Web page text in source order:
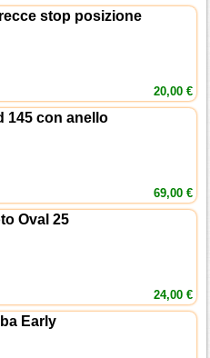
stop posizione
20,00 €
145 con anello
69,00 €
Oval 25
24,00 €
Early